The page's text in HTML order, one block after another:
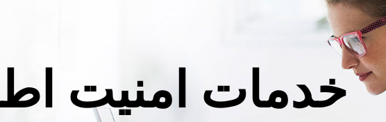
خدمات امنیت